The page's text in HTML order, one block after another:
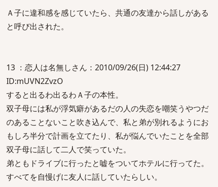
Ａ子に違和感を感じていたら、共通の友達から話しがある
と呼び出された。
13 ：恋人は名無しさん：2010/09/26(日) 12:44:27
ID:mUVN2ZvzO
すると出るわ出るわＡ子の本性。
双子母には私が浮気癖があるだの人の失恋を嘲笑うやつだ
のあることないこと吹き込んで、私と弟が別れるようにお
もしろ半分で計画を立てたり、私が悩んでいたことを全部
双子母に話して二人で笑っていた。
弟ともドライブに行ったと嘘をついてホテルに行ってた。
すべてを自慢げに友人に話していたらしい。